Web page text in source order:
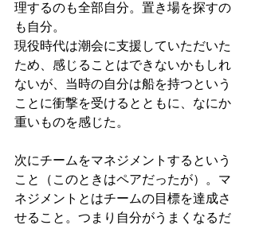
理するのも全部自分。置き場を探すの
も自分。
現役時代は潮会に支援していただいた
ため、感じることはできないかもしれ
ないが、当時の自分は船を持つという
ことに衝撃を受けるとともに、なにか
重いものを感じた。
次にチームをマネジメントするという
こと（このときはペアだったが）。マ
ネジメントとはチームの目標を達成さ
せること。つまり自分がうまくなるだ